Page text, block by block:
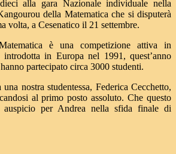
alla gara Nazionale individuale nella
della Matematica che si disputerà
volta, a Cesenatico il 21 settembre.
è una competizione attiva in
in Europa nel 1991, quest’anno
partecipato circa 3000 studenti.
nostra studentessa, Federica Cecchetto,
al primo posto assoluto. Che questo
auspicio per Andrea nella sfida finale di